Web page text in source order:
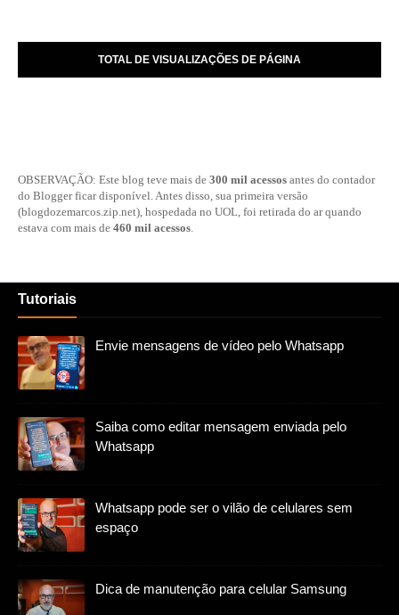
TOTAL DE VISUALIZAÇÕES DE PÁGINA
OBSERVAÇÃO: Este blog teve mais de 300 mil acessos antes do contador
do Blogger ficar disponível. Antes disso, sua primeira versão
(blogdozemarcos.zip.net), hospedada no UOL, foi retirada do ar quando
estava com mais de 460 mil acessos.
Tutoriais
Envie mensagens de vídeo pelo Whatsapp
Saiba como editar mensagem enviada pelo
Whatsapp
Whatsapp pode ser o vilão de celulares sem
espaço
Dica de manutenção para celular Samsung